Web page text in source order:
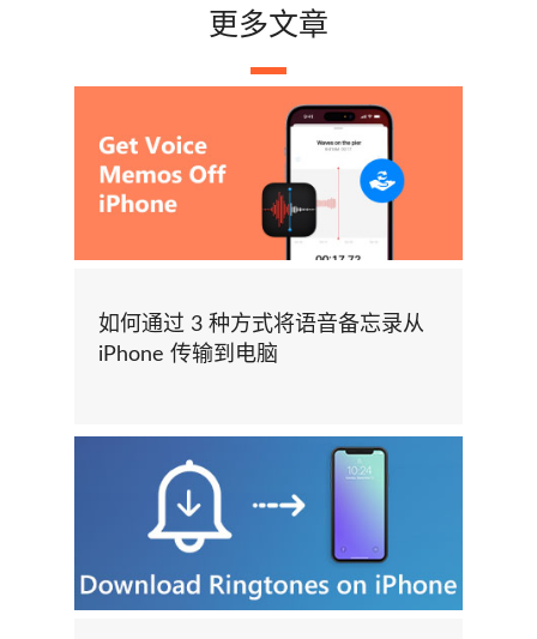
更多文章
如何通过 3 种方式将语音备忘录从
iPhone 传输到电脑